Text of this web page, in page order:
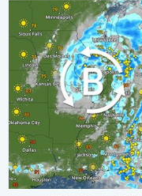
Una baja presión